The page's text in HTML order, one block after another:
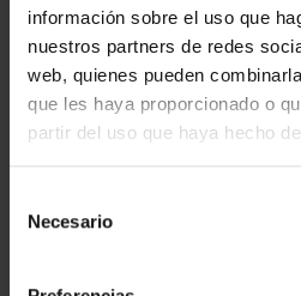
información sobre el uso que
nuestros partners de redes
web, quienes pueden
que les haya proporcionado o
partir del uso que haya hecho
Necesario
13
Una de las especialidades de